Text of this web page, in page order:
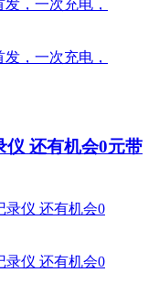
仪 还有机会0元带